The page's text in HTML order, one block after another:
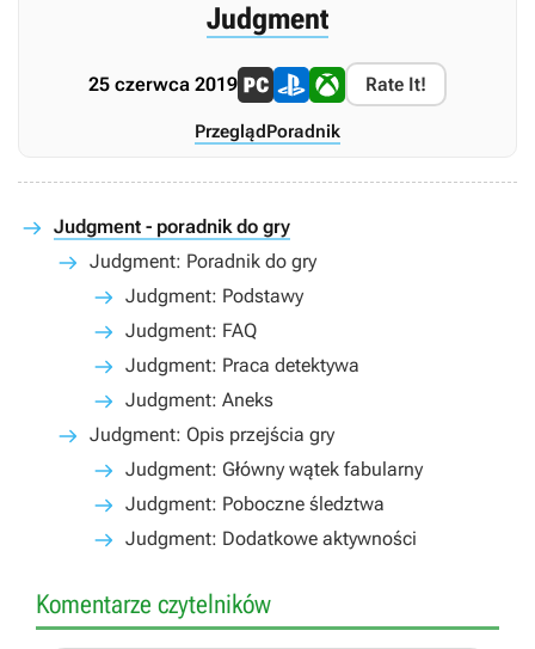
Judgment
25 czerwca 2019 Rate It!
PrzeglądPoradnik
Judgment - poradnik do gry
Judgment: Poradnik do gry
Judgment: Podstawy
Judgment: FAQ
Judgment: Praca detektywa
Judgment: Aneks
Judgment: Opis przejścia gry
Judgment: Główny wątek fabularny
Judgment: Poboczne śledztwa
Judgment: Dodatkowe aktywności
Komentarze czytelników